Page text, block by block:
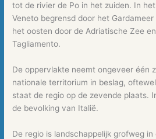
tot de rivier de Po in het zuiden. In
Veneto begrensd door het
het oosten door de Adriatische Zee
Tagliamento.
De oppervlakte neemt ongeveer één
nationale territorium in beslag,
staat de regio op de zevende plaats.
de bevolking van Italië.
De regio is landschappelijk grofweg